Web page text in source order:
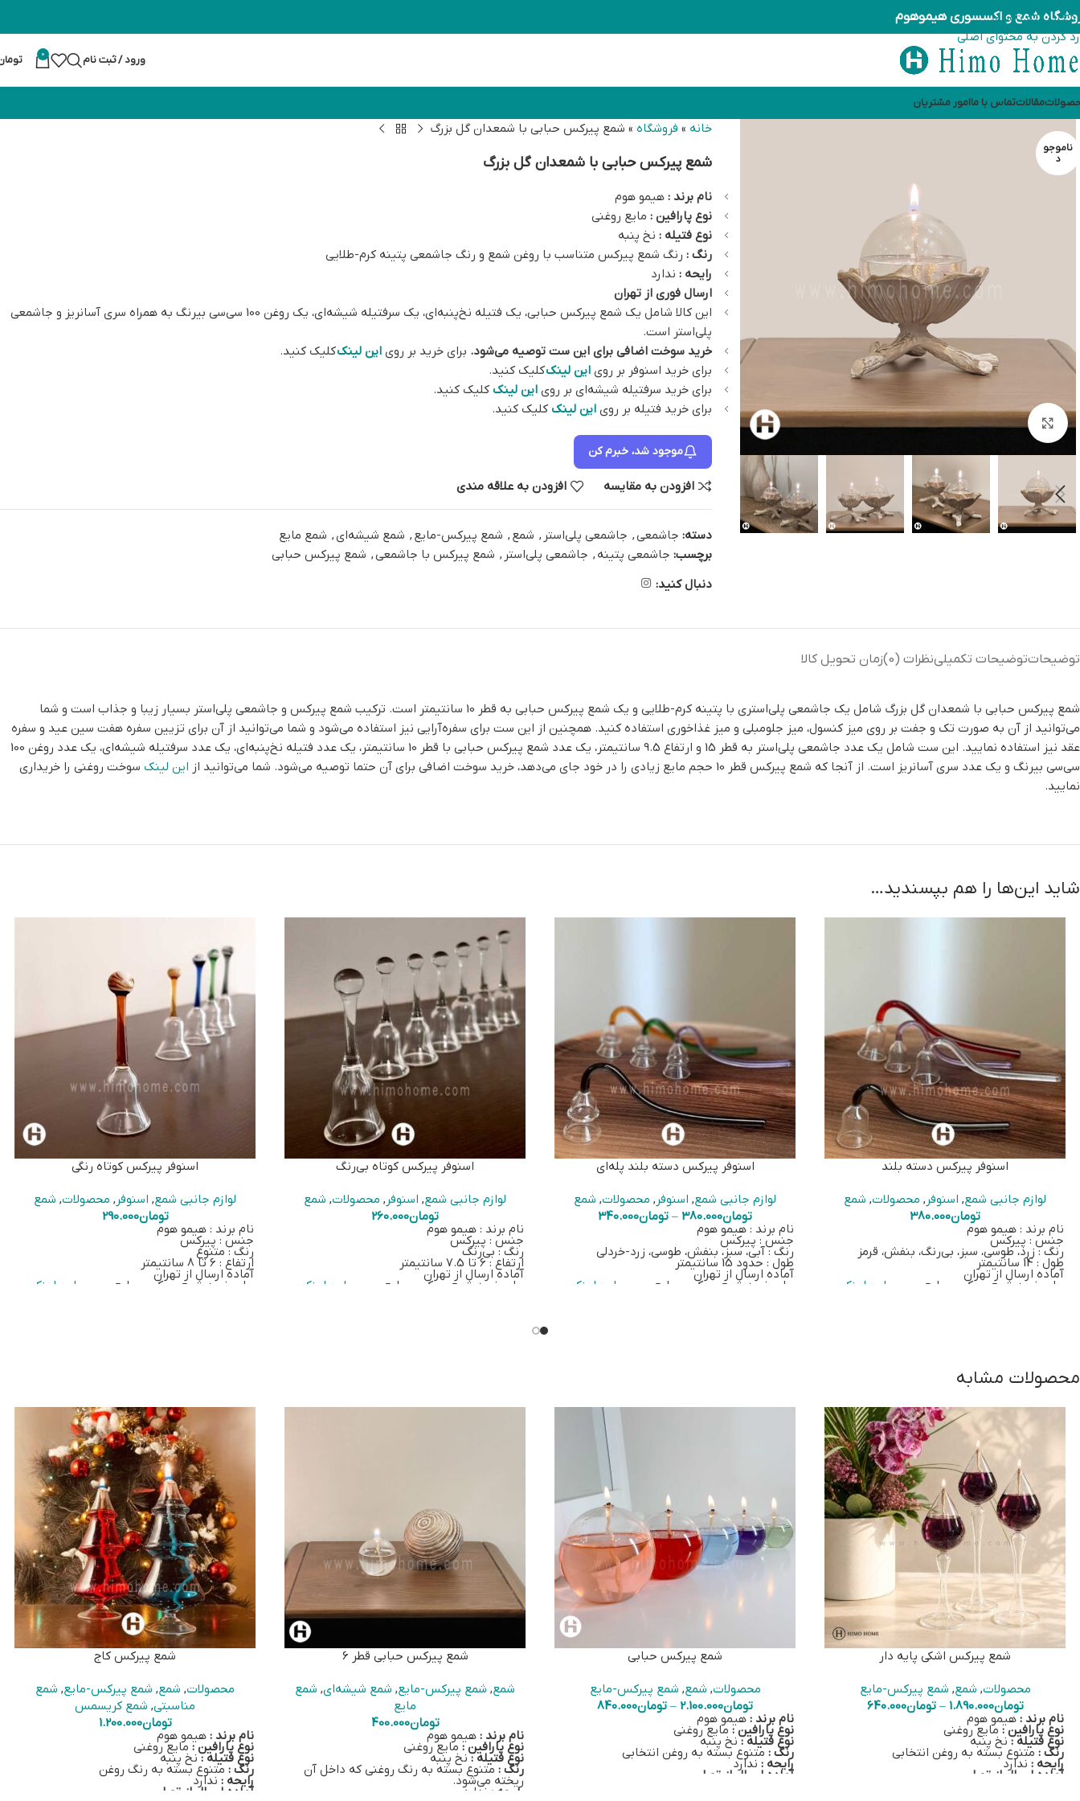
رد کردن به ناوبری
رد کردن به محتوای اصلی
شمع و اکسسوری هیموهوم
ورود / ثبت نام 0
مقالاتتماس با ماامور مشتریان
ناموجو
د
بزرگنمایی تصویر
خانه » فروشگاه » شمع پیرکس حبابی با شمعدان گل بزرگ
شمع پیرکس حبابی با شمعدان گل بزرگ
نام برند : هیمو هوم
نوع پارافین : مایع روغنی
نوع فتیله : نخ پنبه
رنگ : رنگ شمع پیرکس متناسب با روغن شمع و رنگ جاشمعی پتینه کرم-طلایی
رایحه : ندارد
ارسال فوری از تهران
این کالا شامل یک شمع پیرکس حبابی، یک فتیله نخ‌پنبه‌ای، یک سرفتیله شیشه‌ای، یک روغن 100 سی‌سی بیرنگ به همراه سری آسانریز و جاشمعی
پلی‌استر است.
خرید سوخت اضافی برای این ست توصیه می‌شود. برای خرید بر روی این لینککلیک کنید.
برای خرید اسنوفر بر روی این لینککلیک کنید.
برای خرید سرفتیله شیشه‌ای بر روی این لینک کلیک کنید.
برای خرید فتیله بر روی این لینک کلیک کنید.
موجود شد، خبرم کن
افزودن به مقایسه افزودن به علاقه مندی
دسته: جاشمعی, جاشمعی پلی‌استر , شمع , شمع پیرکس-مایع , شمع شیشه‌ای, شمع مایع
برچسب: جاشمعی پتینه , جاشمعی پلی‌استر , شمع پیرکس با جاشمعی, شمع پیرکس حبابی
دنبال کنید:
توضیحاتتوضیحات تکمیلینظرات (0) زمان تحویل کالا
شمع پیرکس حبابی با شمعدان گل بزرگ شامل یک جاشمعی پلی‌استری با پتینه کرم-طلایی و یک شمع پیرکس حبابی به قطر 10 سانتیمتر است. ترکیب شمع پیرکس و جاشمعی پلی‌استر بسیار زیبا و جذاب است و شما
می‌توانید از آن به صورت تک و جفت بر روی میز کنسول، میز جلومبلی و میز غذاخوری استفاده کنید. همچنین از این ست برای سفره‌آرایی نیز استفاده می‌شود و شما می‌توانید از آن برای تزيین سفره هفت سین عید و سفره
عقد نیز استفاده نمایید. این ست شامل یک عدد جاشمعی پلی‌استر به قطر 15 و ارتفاع 9.5 سانتیمتر، یک عدد شمع پیرکس حبابی با قطر 10 سانتیمتر، یک عدد فتیله نخ‌پنبه‌ای، یک عدد سرفتیله شیشه‌ای، یک عدد روغن 100
سی‌سی بیرنگ و یک عدد سری آسانریز است. از آنجا که شمع پیرکس قطر 10 حجم مایع زیادی را در خود جای می‌دهد، خرید سوخت اضافی برای آن حتما توصیه می‌شود. شما می‌توانید از
این لینک سوخت روغنی را خریداری
نمایید.
شاید این‌ها را هم بپسندید…
اسنوفر پیرکس دسته بلند
لوازم جانبی شمع, اسنوفر , محصولات, شمع
تومان380.000
نام برند : هیمو هوم
جنس : پیرکس
رنگ : زرد، طوسی، سبز، بی‌رنگ، بنفش، قرمز
طول : 14 سانتیمتر
آماده ارسال از تهران
برای خرید شمع پیرکس-مایع بر روی این لینک
اسنوفر پیرکس دسته بلند پله‌ای
لوازم جانبی شمع, اسنوفر , محصولات, شمع
تومان380.000
– تومان340.000
نام برند : هیمو هوم
جنس : پیرکس
رنگ : آبی، سبز، بنفش، طوسی، زرد-خردلی
طول : حدود 15 سانتیمتر
آماده ارسال از تهران
برای خرید شمع پیرکس-مایع بر روی این لینک
اسنوفر پیرکس کوتاه بی‌رنگ
لوازم جانبی شمع, اسنوفر , محصولات, شمع
تومان260.000
نام برند : هیمو هوم
جنس : پیرکس
رنگ : بی‌رنگ
ارتفاع : 6 تا 7.5 سانتیمتر
آماده ارسال از تهران
برای خرید شمع پیرکس-مایع بر روی این لینک
اسنوفر پیرکس کوتاه رنگی
لوازم جانبی شمع, اسنوفر , محصولات, شمع
تومان290.000
نام برند : هیمو هوم
جنس : پیرکس
رنگ : متنوع
ارتفاع : 6 تا 8 سانتیمتر
آماده ارسال از تهران
برای خرید شمع پیرکس-مایع بر روی این لینک
محصولات مشابه
شمع پیرکس اشکی پایه دار
محصولات, شمع, شمع پیرکس-مایع
تومان1.890.000
– تومان640.000
نام برند : هیمو هوم
نوع پارافین : مایع روغنی
نوع فتیله :نخ پنبه
رنگ : متنوع بسته به روغن انتخابی
رایحه : ندارد
آماده ارسال از تهران
شمع پیرکس حبابی
محصولات, شمع, شمع پیرکس-مایع
تومان2.100.000
– تومان840.000
نام برند : هیمو هوم
نوع پارافین : مایع روغنی
نوع فتیله :نخ پنبه
رنگ : متنوع بسته به روغن انتخابی
رایحه : ندارد
آماده ارسال از تهران
شمع پیرکس حبابی قطر 6
شمع, شمع پیرکس-مایع, شمع شیشه‌ای, شمع
مایع
تومان400.000
نام برند : هیمو هوم
نوع پارافین : مایع روغنی
نوع فتیله :نخ پنبه
رنگ : متنوع بسته به رنگ روغنی که داخل آن
ریخته می‌شود.
رایحه : ندارد
شمع پیرکس کاج
محصولات, شمع, شمع پیرکس-مایع, شمع
مناسبتی, شمع کریسمس
تومان1.200.000
نام برند : هیمو هوم
نوع پارافین : مایع روغنی
نوع فتیله :نخ پنبه
رنگ : متنوع بسته به رنگ روغن
رایحه : ندارد
آماده ارسال از تهران